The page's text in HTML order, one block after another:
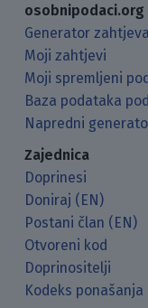
osobnipodaci.org
Generator zahtjeva
Moji zahtjevi
Moji spremljeni
Baza podataka
Napredni
Zajednica
Doprinesi
Doniraj (EN)
Postani član (EN)
Otvoreni kod
Doprinositelji
Kodeks ponašanja